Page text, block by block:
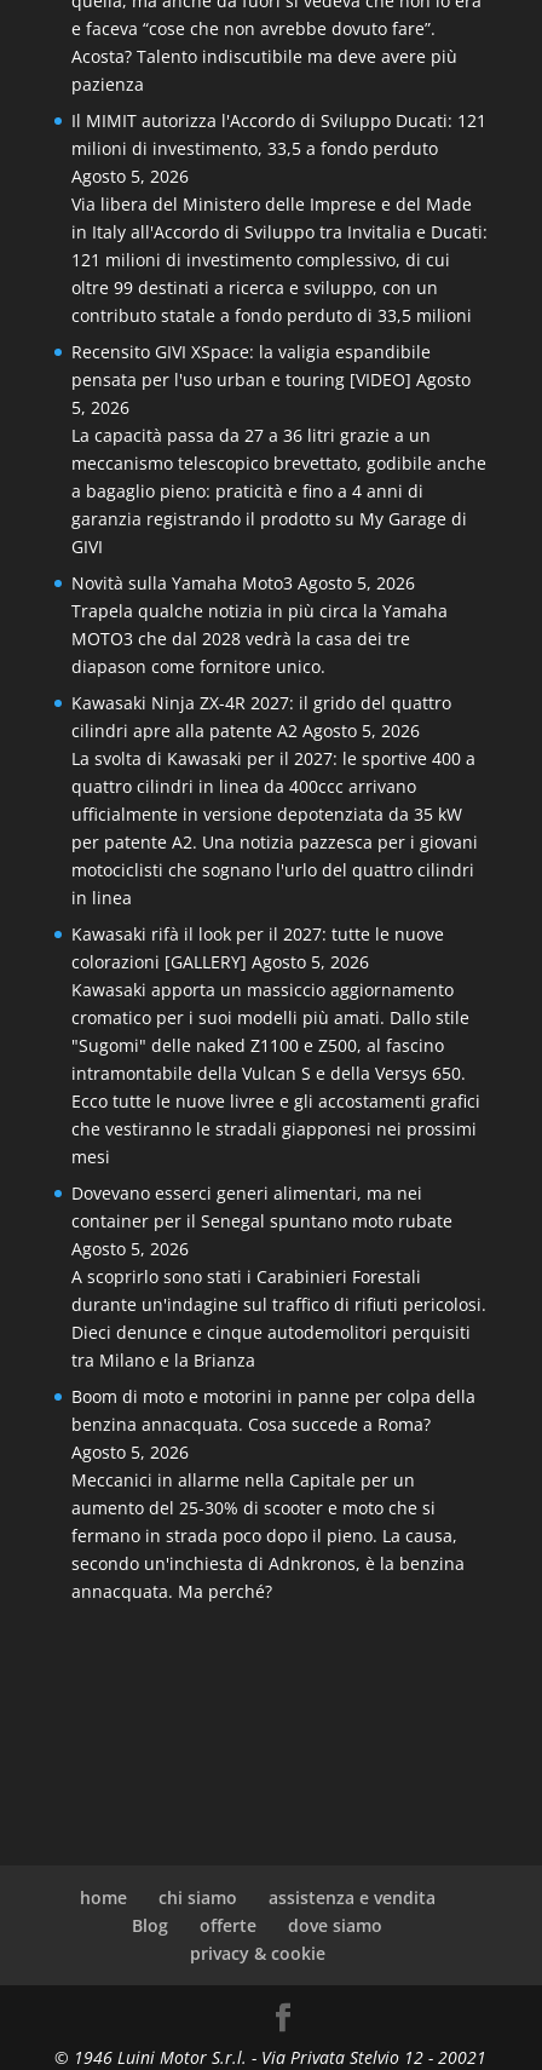
e faceva “cose che non avrebbe dovuto fare”.
Acosta? Talento indiscutibile ma deve avere più
pazienza
Il MIMIT autorizza l'Accordo di Sviluppo Ducati: 121
milioni di investimento, 33,5 a fondo perduto
Agosto 5, 2026
Via libera del Ministero delle Imprese e del Made
in Italy all'Accordo di Sviluppo tra Invitalia e Ducati:
121 milioni di investimento complessivo, di cui
oltre 99 destinati a ricerca e sviluppo, con un
contributo statale a fondo perduto di 33,5 milioni
Recensito GIVI XSpace: la valigia espandibile
pensata per l'uso urban e touring [VIDEO] Agosto
5, 2026
La capacità passa da 27 a 36 litri grazie a un
meccanismo telescopico brevettato, godibile anche
a bagaglio pieno: praticità e fino a 4 anni di
garanzia registrando il prodotto su My Garage di
GIVI
Novità sulla Yamaha Moto3 Agosto 5, 2026
Trapela qualche notizia in più circa la Yamaha
MOTO3 che dal 2028 vedrà la casa dei tre
diapason come fornitore unico.
Kawasaki Ninja ZX-4R 2027: il grido del quattro
cilindri apre alla patente A2 Agosto 5, 2026
La svolta di Kawasaki per il 2027: le sportive 400 a
quattro cilindri in linea da 400ccc arrivano
ufficialmente in versione depotenziata da 35 kW
per patente A2. Una notizia pazzesca per i giovani
motociclisti che sognano l'urlo del quattro cilindri
in linea
Kawasaki rifà il look per il 2027: tutte le nuove
colorazioni [GALLERY] Agosto 5, 2026
Kawasaki apporta un massiccio aggiornamento
cromatico per i suoi modelli più amati. Dallo stile
"Sugomi" delle naked Z1100 e Z500, al fascino
intramontabile della Vulcan S e della Versys 650.
Ecco tutte le nuove livree e gli accostamenti grafici
che vestiranno le stradali giapponesi nei prossimi
mesi
Dovevano esserci generi alimentari, ma nei
container per il Senegal spuntano moto rubate
Agosto 5, 2026
A scoprirlo sono stati i Carabinieri Forestali
durante un'indagine sul traffico di rifiuti pericolosi.
Dieci denunce e cinque autodemolitori perquisiti
tra Milano e la Brianza
Boom di moto e motorini in panne per colpa della
benzina annacquata. Cosa succede a Roma?
Agosto 5, 2026
Meccanici in allarme nella Capitale per un
aumento del 25-30% di scooter e moto che si
fermano in strada poco dopo il pieno. La causa,
secondo un'inchiesta di Adnkronos, è la benzina
annacquata. Ma perché?
home chi siamo
assistenza e vendita
Blog
offerte
dove siamo
privacy & cookie
© 1946 Luini Motor S.r.l. - Via Privata Stelvio 12 - 20021